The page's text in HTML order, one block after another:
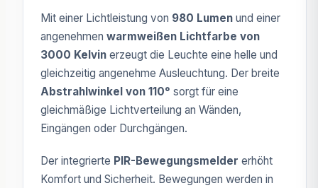
Mit einer Lichtleistung von 980 Lumen und einer
angenehmen warmweißen Lichtfarbe von
3000 Kelvin erzeugt die Leuchte eine helle und
gleichzeitig angenehme Ausleuchtung. Der breite
Abstrahlwinkel von 110° sorgt für eine
gleichmäßige Lichtverteilung an Wänden,
Eingängen oder Durchgängen.
Der integrierte PIR-Bewegungsmelder erhöht
Komfort und Sicherheit. Bewegungen werden in